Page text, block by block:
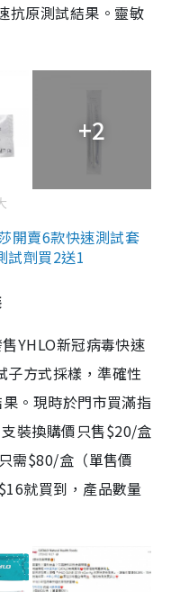
抗原測試結果。靈敏
+2
開賣6款快速測試套
試劑買2送1
YHLO新冠病毒快速
子方式採樣，準確性
。現時於門市買滿指
裝換購價只售$20/盒
需$80/盒（單售價
就買到，產品數量